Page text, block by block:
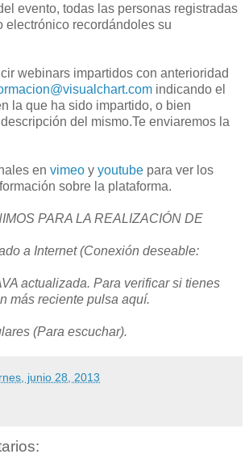
evento, todas las personas registradas
electrónico recordándoles su
webinars impartidos con anterioridad
indicando el
la que ha sido impartido, o bien
del mismo.Te enviaremos la
en vimeo y youtube para ver los
sobre la plataforma.
PARA LA REALIZACIÓN DE
a Internet (Conexión deseable:
actualizada. Para verificar si tienes
más reciente pulsa aquí.
(Para escuchar).
junio 28, 2013